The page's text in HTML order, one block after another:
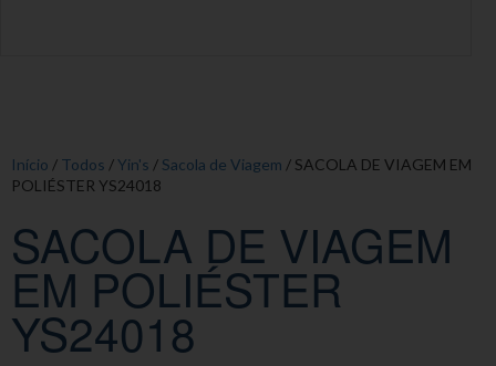
Início / Todos /Yin's / Sacola de Viagem / SACOLA DE VIAGEM EM
POLIÉSTER YS24018
SACOLA DE VIAGEM
EM POLIÉSTER
YS24018